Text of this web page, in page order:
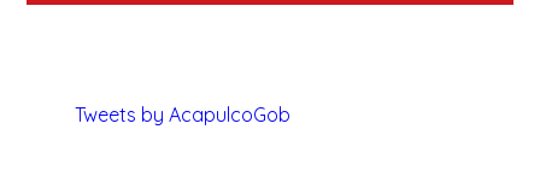
Tweets by AcapulcoGob